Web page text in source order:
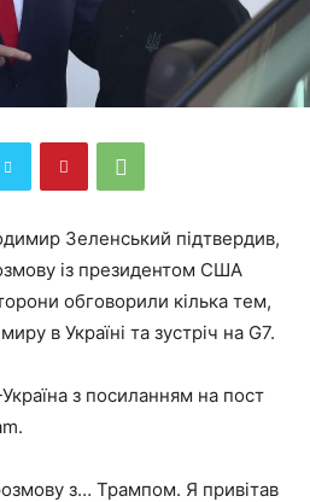
Зеленський підтвердив,
із президентом США
обговорили кілька тем,
в Україні та зустріч на G7.
з посиланням на пост
з… Трампом. Я привітав